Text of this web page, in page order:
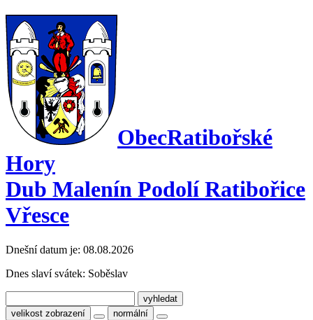
ObecRatibořské
Hory
Dub Malenín Podolí Ratibořice
Vřesce
Dnešní datum je: 08.08.2026
Dnes slaví svátek: Soběslav
velikost zobrazení normální